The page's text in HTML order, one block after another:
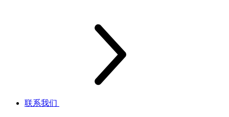
联系我们